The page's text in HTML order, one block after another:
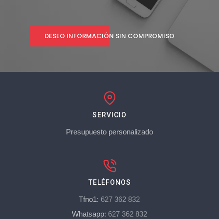
DESEO INFORMACIÓN SIN COMPROMISO
SERVICIO
Presupuesto personalizado
TELÉFONOS
Tfno1: 627 362 832
Whatsapp: 627 362 832